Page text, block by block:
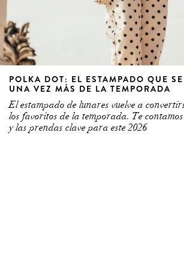
POLKA DOT: EL ESTAMPADO QUE
UNA VEZ MÁS DE LA TEMPORADA
El estampado de lunares vuelve a
los favoritos de la temporada. Te contamos
y las prendas clave para este 2026